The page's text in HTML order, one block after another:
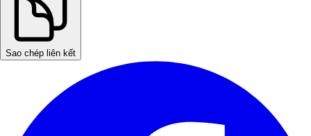
Sao chép liên kết